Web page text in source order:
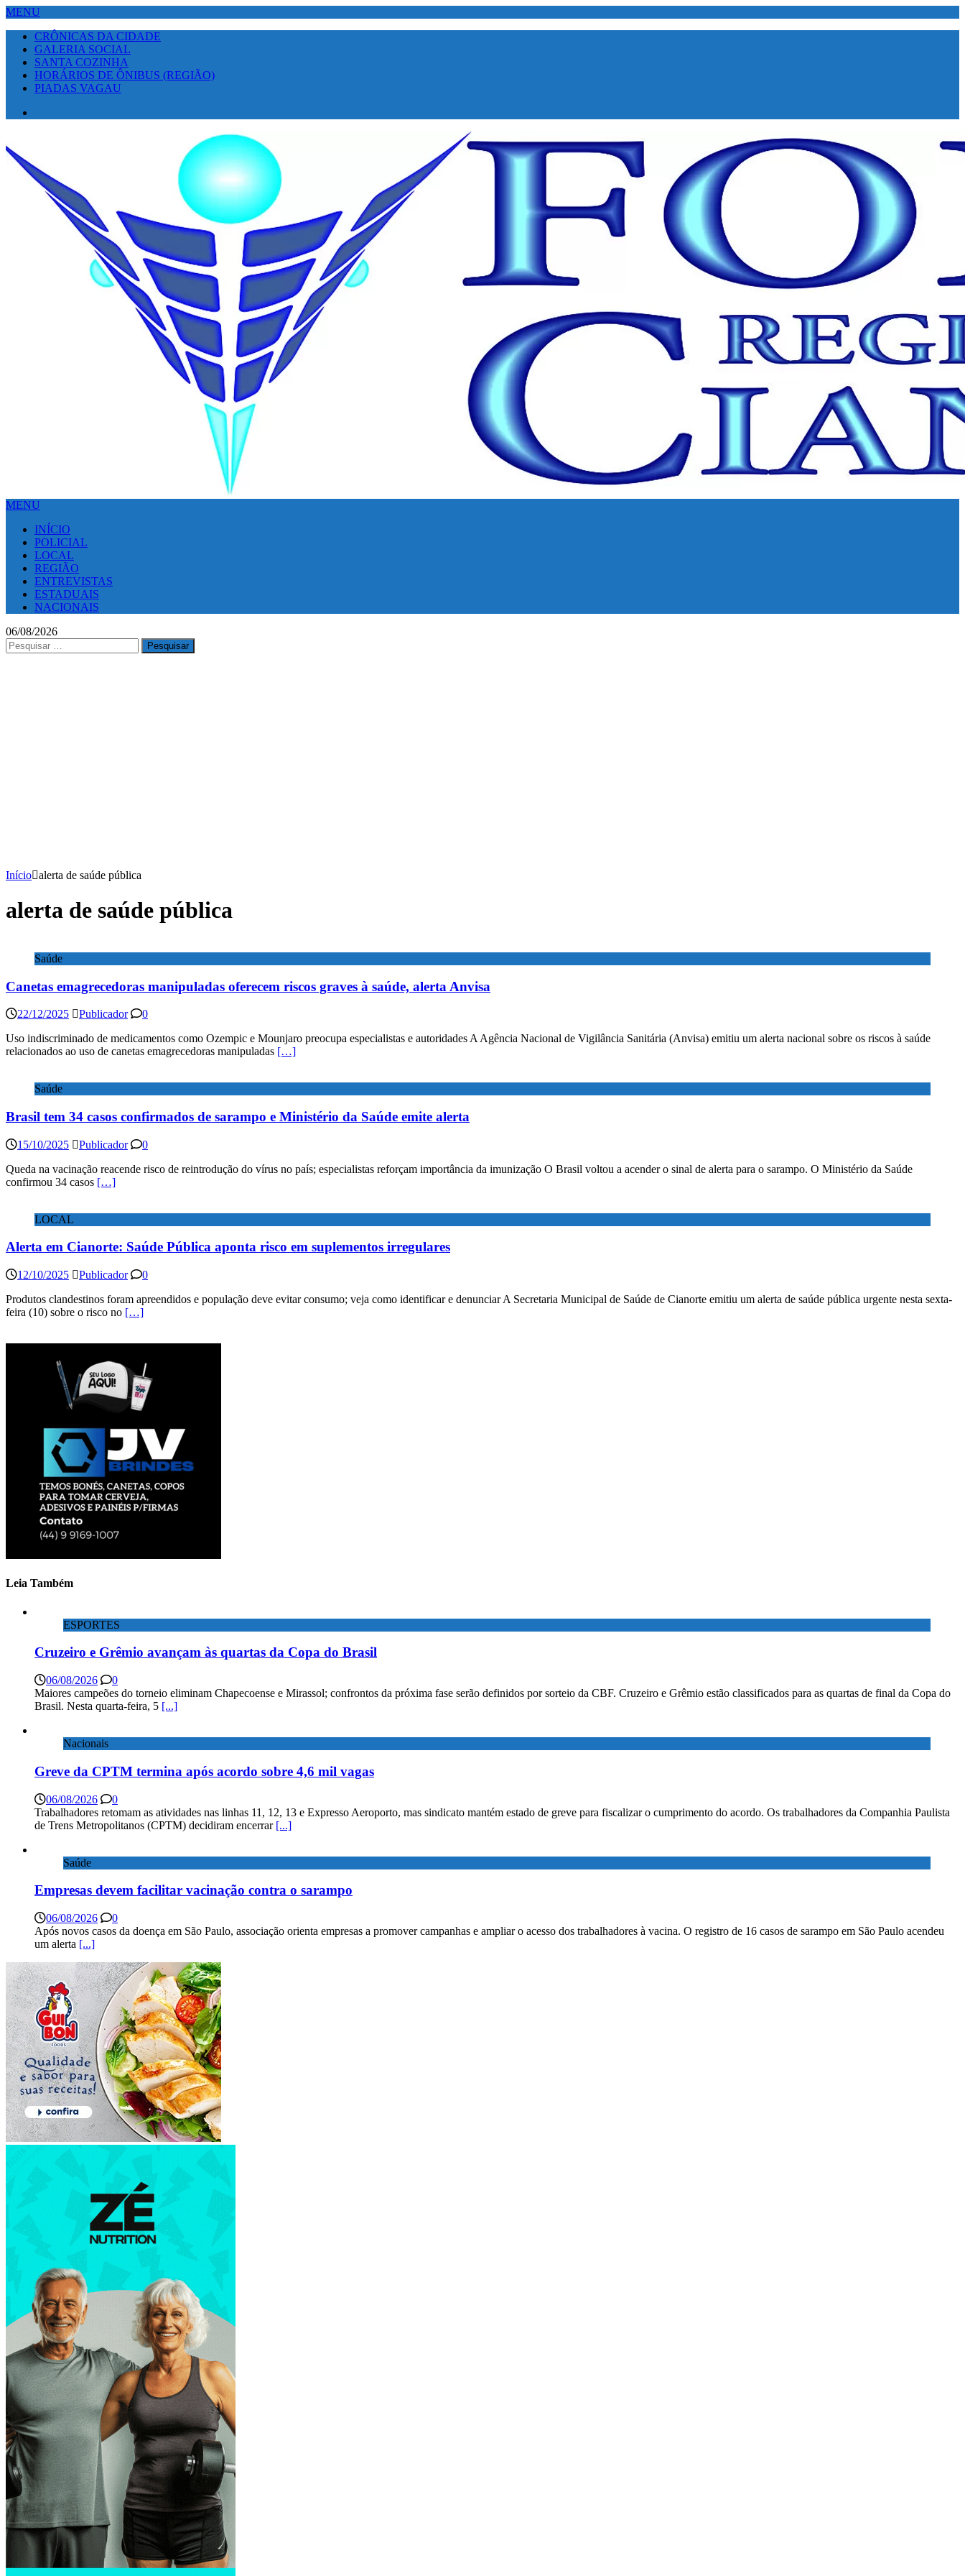
MENU
CRÔNICAS DA CIDADE
GALERIA SOCIAL
SANTA COZINHA
HORÁRIOS DE ÔNIBUS (REGIÃO)
PIADAS VAGAU
MENU
INÍCIO
POLICIAL
LOCAL
REGIÃO
ENTREVISTAS
ESTADUAIS
NACIONAIS
06/08/2026
Pesquisar
por:
Início alerta de saúde pública
alerta de saúde pública
Saúde
Canetas emagrecedoras manipuladas oferecem riscos graves à saúde, alerta Anvisa
22/12/2025 Publicador
0
Uso indiscriminado de medicamentos como Ozempic e Mounjaro preocupa especialistas e autoridades A Agência Nacional de Vigilância Sanitária (Anvisa) emitiu um alerta nacional sobre os riscos à saúde
relacionados ao uso de canetas emagrecedoras manipuladas […]
Saúde
Brasil tem 34 casos confirmados de sarampo e Ministério da Saúde emite alerta
15/10/2025 Publicador
0
Queda na vacinação reacende risco de reintrodução do vírus no país; especialistas reforçam importância da imunização O Brasil voltou a acender o sinal de alerta para o sarampo. O Ministério da Saúde
confirmou 34 casos […]
LOCAL
Alerta em Cianorte: Saúde Pública aponta risco em suplementos irregulares
12/10/2025 Publicador
0
Produtos clandestinos foram apreendidos e população deve evitar consumo; veja como identificar e denunciar A Secretaria Municipal de Saúde de Cianorte emitiu um alerta de saúde pública urgente nesta sexta-
feira (10) sobre o risco no […]
Leia Também
ESPORTES
Cruzeiro e Grêmio avançam às quartas da Copa do Brasil
06/08/2026
0
Maiores campeões do torneio eliminam Chapecoense e Mirassol; confrontos da próxima fase serão definidos por sorteio da CBF. Cruzeiro e Grêmio estão classificados para as quartas de final da Copa do
Brasil. Nesta quarta-feira, 5 [...]
Nacionais
Greve da CPTM termina após acordo sobre 4,6 mil vagas
06/08/2026
0
Trabalhadores retomam as atividades nas linhas 11, 12, 13 e Expresso Aeroporto, mas sindicato mantém estado de greve para fiscalizar o cumprimento do acordo. Os trabalhadores da Companhia Paulista
de Trens Metropolitanos (CPTM) decidiram encerrar [...]
Saúde
Empresas devem facilitar vacinação contra o sarampo
06/08/2026
0
Após novos casos da doença em São Paulo, associação orienta empresas a promover campanhas e ampliar o acesso dos trabalhadores à vacina. O registro de 16 casos de sarampo em São Paulo acendeu
um alerta [...]